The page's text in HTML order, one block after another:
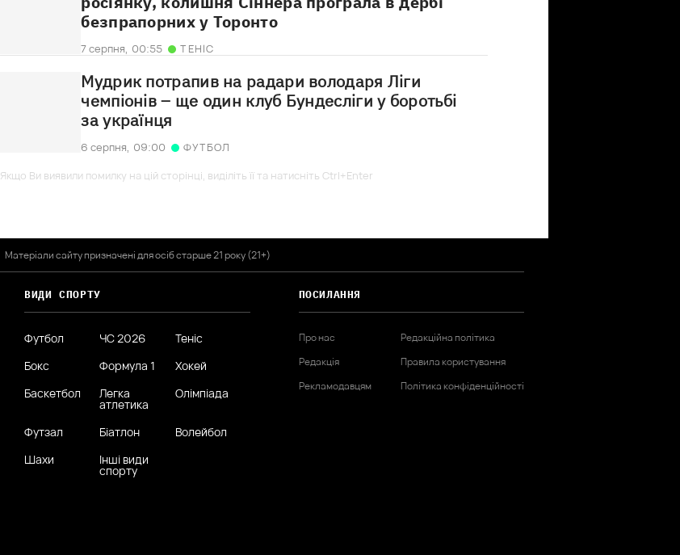
безпрапорних у Торонто
7 серпня, 00:55 ТЕНІС
Мудрик потрапив на радари володаря Ліги
чемпіонів – ще один клуб Бундесліги у боротьбі
за українця
6 серпня, 09:00
ФУТБОЛ
Якщо Ви виявили помилку на цій сторінці, виділіть її та натисніть Ctrl+Enter
Матеріали сайту призначені для осіб старше 21 року (21+)
ВИДИ СПОРТУ
Футбол ЧС 2026
Теніс
Бокс
Формула 1
Хокей
Баскетбол
Легка
атлетика
Олімпіада
Футзал Біатлон
Волейбол
Шахи
Інші види
спорту
ПОСИЛАННЯ
Про нас
Редакція
Рекламодавцям
Редакційна політика
Правила користування
Політика конфіденційності